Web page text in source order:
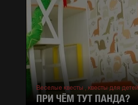
Веселые квесты , квесты для детей
ПРИ ЧЁМ ТУТ ПАНДА?